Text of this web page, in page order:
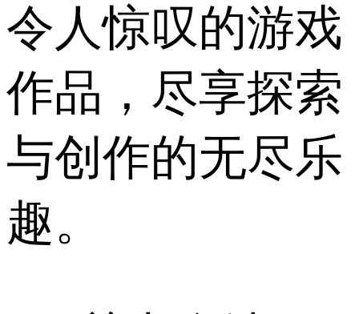
令人惊叹的游戏
作品，尽享探索
与创作的无尽乐
趣。